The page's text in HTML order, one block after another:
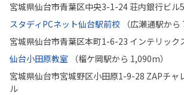
宮城県仙台市青葉区中央3-1-24 荘内銀行ビル
スタディPCネット仙台駅前校
（広瀬通駅から
宮城県仙台市青葉区本町1-6-23 インテリック
仙台小田原教室
（榴ケ岡駅から 1,090m）
宮城県仙台市宮城野区小田原1-9-28 ZAPチャ
ル